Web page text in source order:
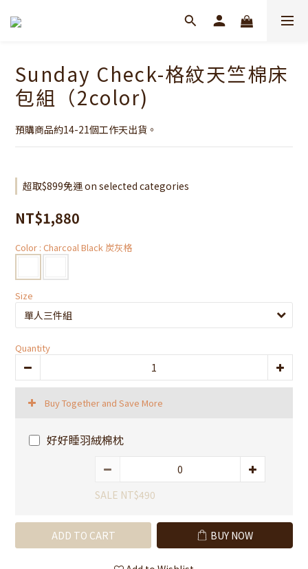
Sunday Check-格紋天竺棉床
包組（2color)
預購商品約14-21個工作天出貨。
超取$899免運 on selected categories
NT$1,880
Color : Charcoal Black 炭灰格
Size
Quantity
Buy Together and Save More
好好睡羽絨棉枕
SALE NT$490
ADD TO CART BUY NOW